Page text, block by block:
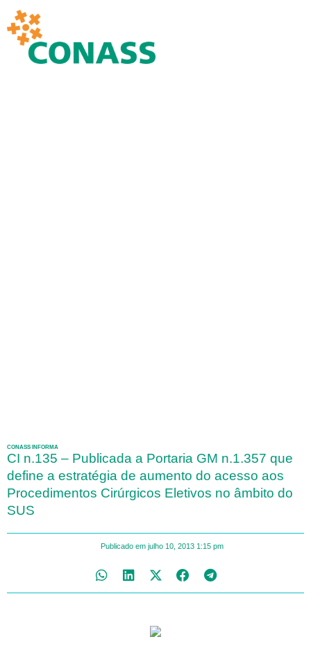
CONASS INFORMA
CI n.135 – Publicada a Portaria GM n.1.357 que
define a estratégia de aumento do acesso aos
Procedimentos Cirúrgicos Eletivos no âmbito do
SUS
Publicado em julho 10, 2013 1:15 pm